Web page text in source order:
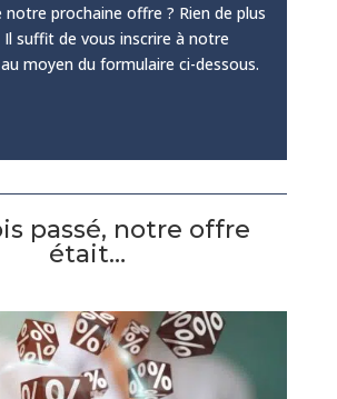
prochaine offre ? Rien de plus
Il suffit de vous inscrire à notre
moyen du formulaire ci-dessous.
passé, notre offre
était…